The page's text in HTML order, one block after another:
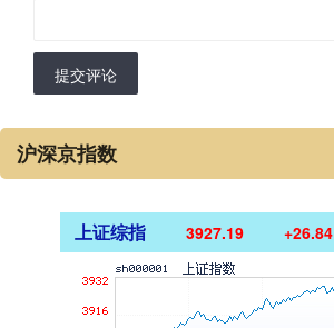
提交评论
沪深京指数
上证综指 3927.19 +26.84